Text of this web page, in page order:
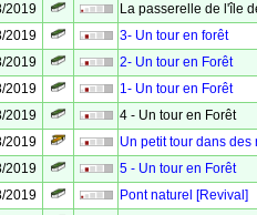
2019
La passerelle de l'île
2019
3- Un tour en forêt
2019
2- Un tour en Forêt
2019
1- Un tour en Forêt
2019
4 - Un tour en Forêt
2019
Un petit tour dans
2019
5 - Un tour en Forêt
2019
Pont naturel [Revival]